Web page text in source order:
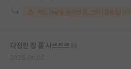
해당 댓글을 보려면 로그인이 필요합니다.
다정한 장 폴 사르트르